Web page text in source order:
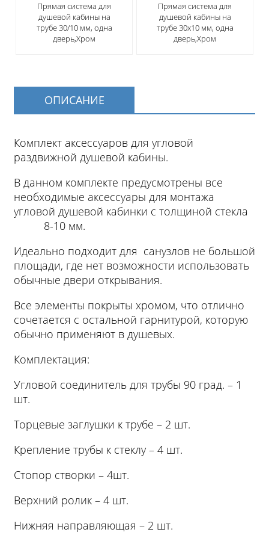
Прямая система для
душевой кабины на
трубе 30/10 мм, одна
дверь,Хром
Прямая система для
душевой кабины на
трубе 30х10 мм, одна
дверь,Хром
ОПИСАНИЕ
Комплект аксессуаров для угловой
раздвижной душевой кабины.
В данном комплекте предусмотрены все
необходимые аксессуары для монтажа
угловой душевой кабинки с толщиной стекла
8-10 мм.
Идеально подходит для санузлов не большой
площади, где нет возможности использовать
обычные двери открывания.
Все элементы покрыты хромом, что отлично
сочетается с остальной гарнитурой, которую
обычно применяют в душевых.
Комплектация:
Угловой соединитель для трубы 90 град. – 1
шт.
Торцевые заглушки к трубе – 2 шт.
Крепление трубы к стеклу – 4 шт.
Стопор створки – 4шт.
Верхний ролик – 4 шт.
Нижняя направляющая – 2 шт.